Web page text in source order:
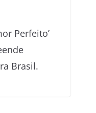
Perfeito’
Brasil.